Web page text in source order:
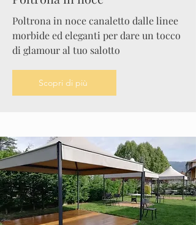
Poltrona in noce canaletto dalle linee
morbide ed eleganti per dare un tocco
di glamour al tuo salotto
Scopri di più